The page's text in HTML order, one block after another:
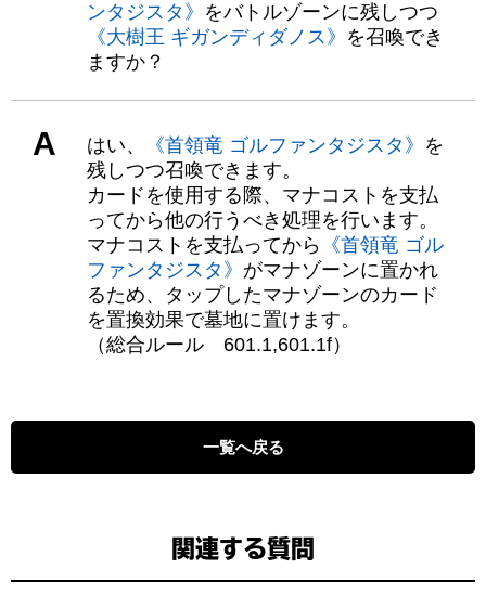
ンタジスタ》 をバトルゾーンに残しつつ
《大樹王 ギガンディダノス》 を召喚でき
ますか？
A はい、 《首領竜 ゴルファンタジスタ》 を
残しつつ召喚できます。
カードを使用する際、マナコストを支払
ってから他の行うべき処理を行います。
マナコストを支払ってから 《首領竜 ゴル
ファンタジスタ》 がマナゾーンに置かれ
るため、タップしたマナゾーンのカード
を置換効果で墓地に置けます。
（総合ルール 601.1,601.1f）
一覧へ戻る
関連する質問